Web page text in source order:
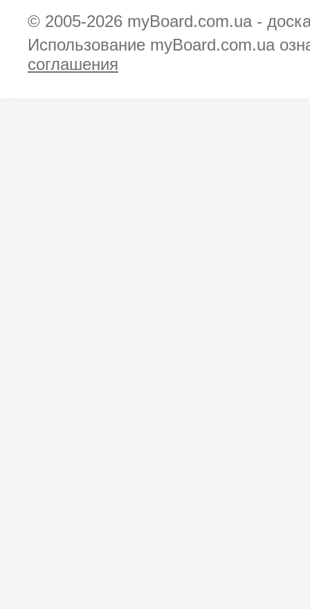
© 2005-2026 myBoard.com.ua -
Использование myBoard.com.ua
соглашения